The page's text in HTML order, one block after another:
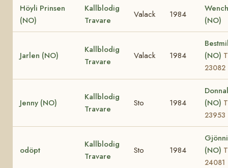
Höyli Prinsen
(NO)
Kallblodig
Travare
Valack 1984
(NO)
Jarlen (NO)
Kallblodig
Travare
Valack 1984
(NO)
23082
Jenny (NO)
Kallblodig
Travare
Sto 1984
(NO)
23953
odöpt
Kallblodig
Travare
Sto 1984
(NO)
24081